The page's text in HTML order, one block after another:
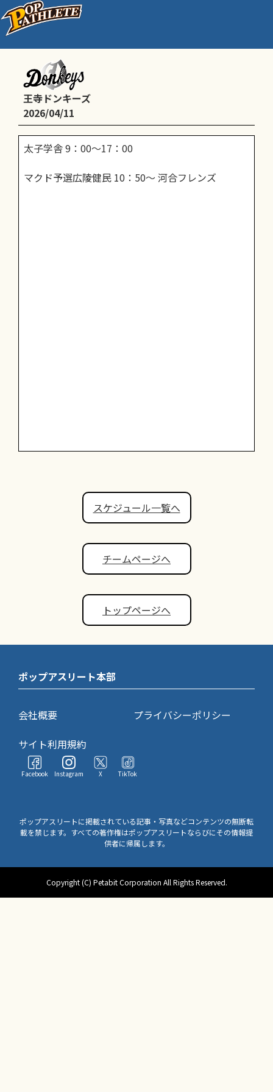
練習・マクド予選2日目
王寺ドンキーズ
2026/04/11
太子学舎 9：00～17：00
マクド予選広陵健民 10：50～ 河合フレンズ
スケジュール一覧へ
チームページへ
トップページへ
ポップアスリート本部
会社概要
プライバシーポリシー
サイト利用規約
Facebook Instagram X TikTok
ポップアスリートに掲載されている記事・写真などコンテンツの無断転
載を禁じます。すべての著作権はポップアスリートならびにその情報提
供者に帰属します。
Copyright (C) Petabit Corporation All Rights Reserved.